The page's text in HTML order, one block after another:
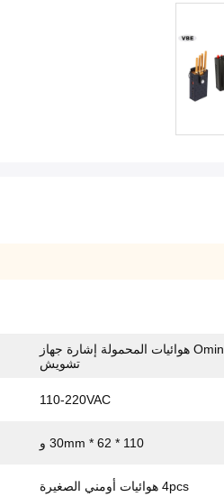
Omin هوائيات المحمولة إشارة جهاز
تشويش
110-220VAC
110 * 62 * 30mm و
4pcs هوائيات أومني الصغيرة